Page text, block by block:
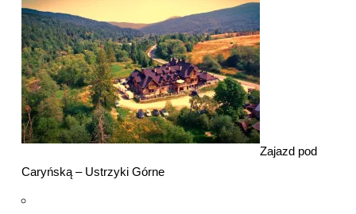
Zajazd pod
Caryńską – Ustrzyki Górne